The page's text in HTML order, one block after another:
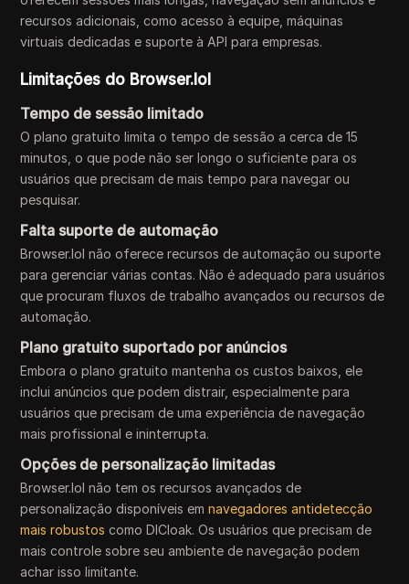
recursos adicionais, como acesso à equipe, máquinas
virtuais dedicadas e suporte à API para empresas.
Limitações do Browser.lol
Tempo de sessão limitado
O plano gratuito limita o tempo de sessão a cerca de 15
minutos, o que pode não ser longo o suficiente para os
usuários que precisam de mais tempo para navegar ou
pesquisar.
Falta suporte de automação
Browser.lol não oferece recursos de automação ou suporte
para gerenciar várias contas. Não é adequado para usuários
que procuram fluxos de trabalho avançados ou recursos de
automação.
Plano gratuito suportado por anúncios
Embora o plano gratuito mantenha os custos baixos, ele
inclui anúncios que podem distrair, especialmente para
usuários que precisam de uma experiência de navegação
mais profissional e ininterrupta.
Opções de personalização limitadas
Browser.lol não tem os recursos avançados de
personalização disponíveis emnavegadores antidetecção
mais robustos como DICloak. Os usuários que precisam de
mais controle sobre seu ambiente de navegação podem
achar isso limitante.